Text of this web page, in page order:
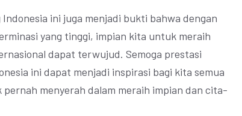
ini juga menjadi bukti bahwa dengan
yang tinggi, impian kita untuk meraih
dapat terwujud. Semoga prestasi
ini dapat menjadi inspirasi bagi kita semua
menyerah dalam meraih impian dan cita-